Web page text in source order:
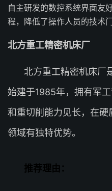
自主研发的数控系统界面友
程，降低了操作人员的技术门
北方重工精密机床厂
北方重工精密机床厂
始建于1985年，拥有军
和重切削能力见长，在
领域有独特优势。
推荐理由：